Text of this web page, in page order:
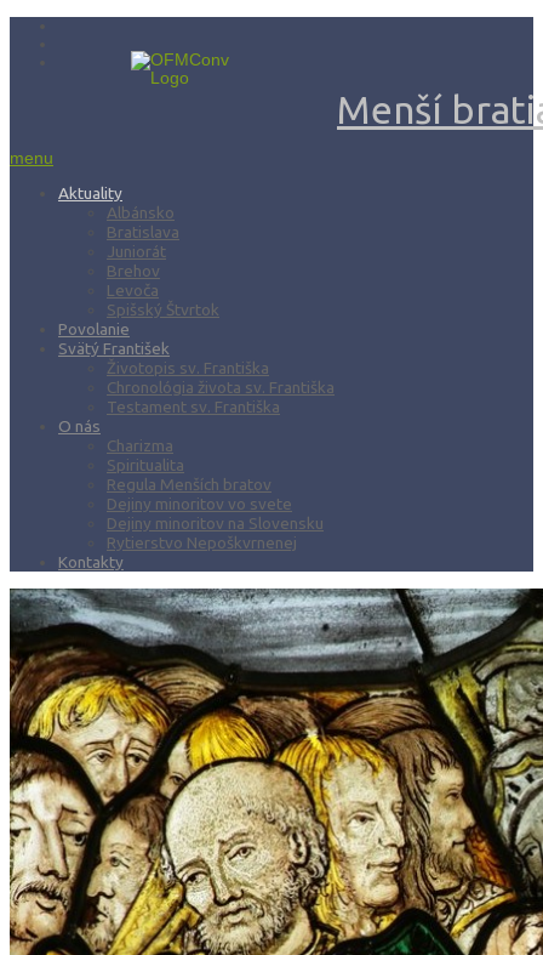
Menší
menu
Aktuality
Albánsko
Bratislava
Juniorát
Brehov
Levoča
Spišský Štvrtok
Povolanie
Svätý František
Životopis sv. Františka
Chronológia života sv. Františka
Testament sv. Františka
O nás
Charizma
Spiritualita
Regula Menších bratov
Dejiny minoritov vo svete
Dejiny minoritov na Slovensku
Rytierstvo Nepoškvrnenej
Kontakty